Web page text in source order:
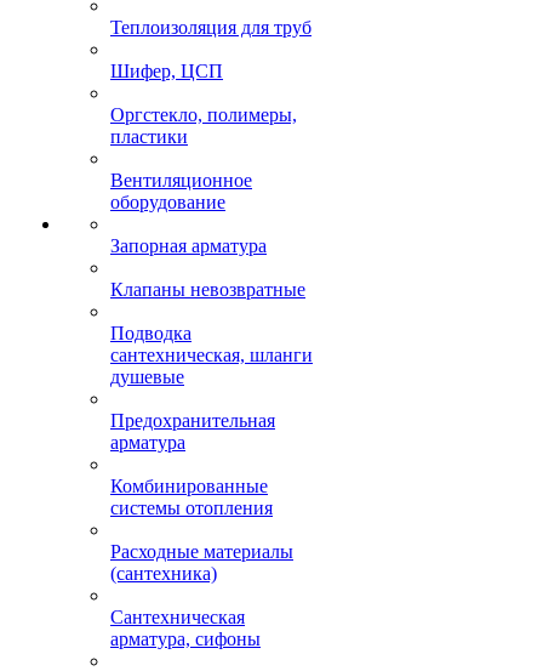
Теплоизоляция для труб
Шифер, ЦСП
Оргстекло, полимеры,
пластики
Вентиляционное
оборудование
Запорная арматура
Клапаны невозвратные
Подводка
сантехническая, шланги
душевые
Предохранительная
арматура
Комбинированные
системы отопления
Расходные материалы
(сантехника)
Сантехническая
арматура, сифоны